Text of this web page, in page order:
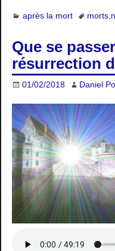
après la mort morts,
Que se
résurrection
01/02/2018 Daniel